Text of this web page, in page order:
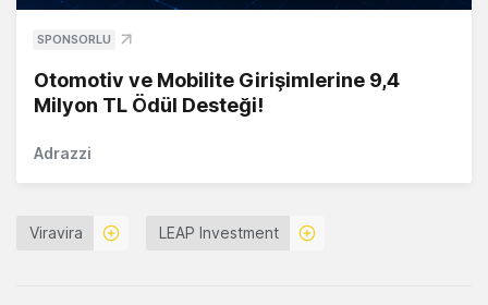
SPONSORLU
Otomotiv ve Mobilite Girişimlerine 9,4
Milyon TL Ödül Desteği!
Adrazzi
Viravira LEAP Investment